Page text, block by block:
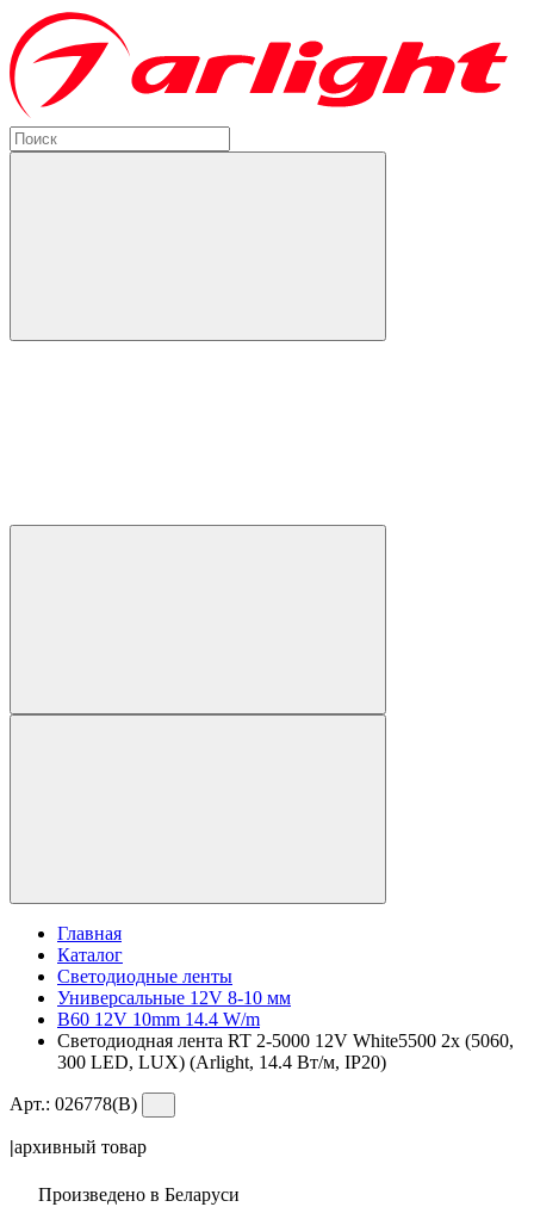
Главная
Каталог
Светодиодные ленты
Универсальные 12V 8-10 мм
B60 12V 10mm 14.4 W/m
Светодиодная лента RT 2-5000 12V White5500 2x (5060,
300 LED, LUX) (Arlight, 14.4 Вт/м, IP20)
Арт.: 026778(B)
|архивный товар
Произведено в Беларуси